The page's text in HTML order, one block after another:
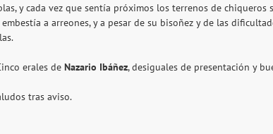
y cada vez que sentía próximos los terrenos de
a arreones, y a pesar de su bisoñez y de las
erales de Nazario Ibáñez, desiguales de presentación y
tras aviso.